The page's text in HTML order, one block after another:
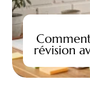
révision